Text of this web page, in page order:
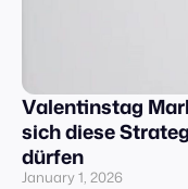
Valentinstag
sich diese
dürfen
January 1, 2026